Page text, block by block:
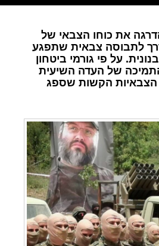
את כוחו הצבאי של
לתבוסה צבאית שתפגע
על פי גורמי ביטחון
של העדה השיעית
הצבאיות הקשות שספג